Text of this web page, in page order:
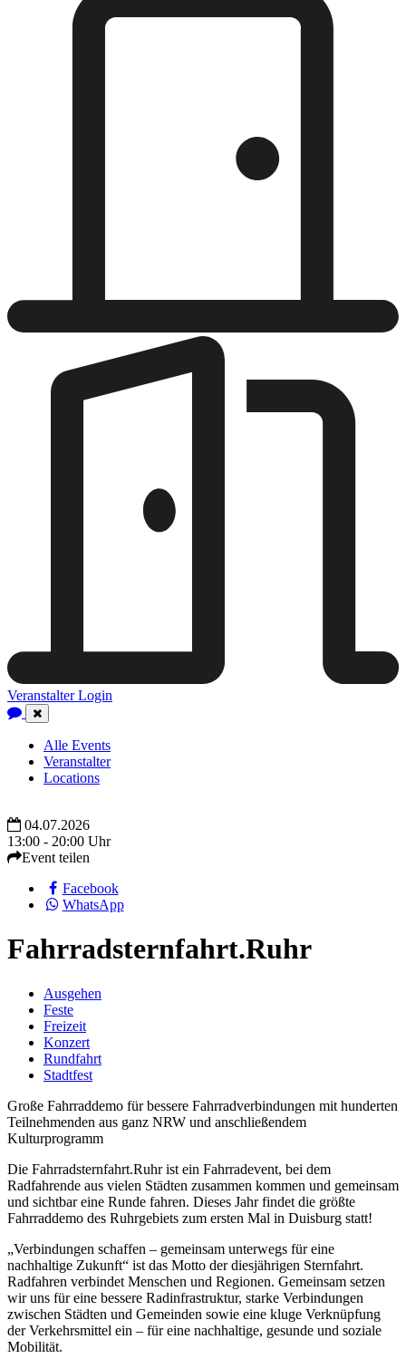
Veranstalter Login
Close
Navigation
Alle Events
Veranstalter
Locations
04.07.2026
13:00 - 20:00 Uhr
Event teilen
Facebook
WhatsApp
Fahrradsternfahrt.Ruhr
Ausgehen
Feste
Freizeit
Konzert
Rundfahrt
Stadtfest
Große Fahrraddemo für bessere Fahrradverbindungen mit hunderten
Teilnehmenden aus ganz NRW und anschließendem
Kulturprogramm
Die Fahrradsternfahrt.Ruhr ist ein Fahrradevent, bei dem
Radfahrende aus vielen Städten zusammen kommen und gemeinsam
und sichtbar eine Runde fahren. Dieses Jahr findet die größte
Fahrraddemo des Ruhrgebiets zum ersten Mal in Duisburg statt!
„Verbindungen schaffen – gemeinsam unterwegs für eine
nachhaltige Zukunft“ ist das Motto der diesjährigen Sternfahrt.
Radfahren verbindet Menschen und Regionen. Gemeinsam setzen
wir uns für eine bessere Radinfrastruktur, starke Verbindungen
zwischen Städten und Gemeinden sowie eine kluge Verknüpfung
der Verkehrsmittel ein – für eine nachhaltige, gesunde und soziale
Mobilität.